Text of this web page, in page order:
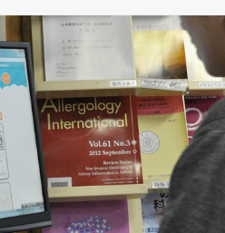
リ
ー